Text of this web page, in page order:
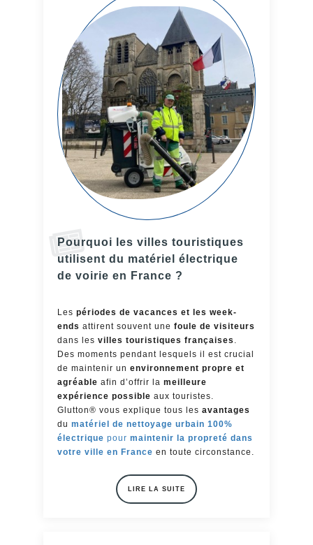
Pourquoi les villes touristiques
utilisent du matériel électrique
de voirie en France ?
Lespériodes de vacances et les week-
ends attirent souvent unefoule de visiteurs
dans lesvilles touristiques françaises .
Des moments pendant lesquels il est crucial
de maintenir unenvironnement propre et
agréable afin d’offrir lameilleure
expérience possible aux touristes.
Glutton® vous explique tous lesavantages
dumatériel de nettoyage urbain 100%
électrique pourmaintenir la propreté dans
votre ville en France en toute circonstance.
LIRE LA SUITE